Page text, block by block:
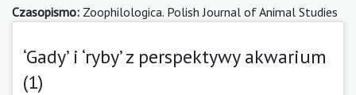
Czasopismo: Zoophilologica. Polish Journal of Animal Studies
‘Gady’ i ‘ryby’ z perspektywy akwarium
(1)